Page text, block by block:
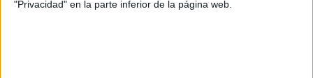
"Privacidad" en la parte inferior de la página web.